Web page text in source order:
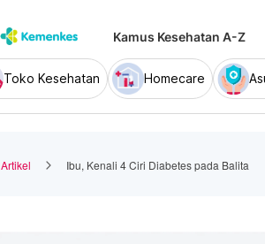
Kamus Kesehatan A-Z
Toko Kesehatan Homecare
Artikel Ibu, Kenali 4 Ciri Diabetes pada Balita